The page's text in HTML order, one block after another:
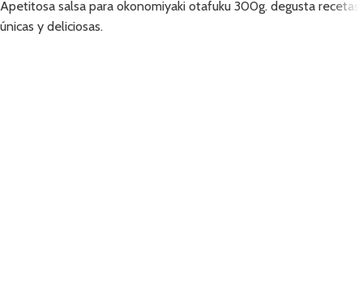
Apetitosa salsa para okonomiyaki otafuku 300g. degusta recetas
únicas y deliciosas.